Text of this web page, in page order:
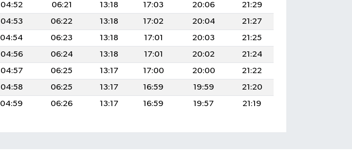
04:52 06:21 13:18 17:03 20:06
21:29
04:53 06:22 13:18 17:02 20:04
21:27
04:54 06:23 13:18 17:01 20:03
21:25
04:56 06:24 13:18 17:01 20:02
21:24
04:57 06:25 13:17 17:00 20:00
21:22
04:58 06:25 13:17 16:59 19:59
21:20
04:59 06:26 13:17 16:59 19:57 21:19